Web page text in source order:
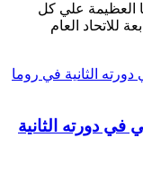
العظيمة علي كل
للاتحاد العام
في دورته الثانية